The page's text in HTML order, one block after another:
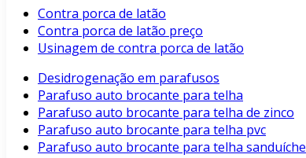
Contra porca de latão
Contra porca de latão preço
Usinagem de contra porca de latão
Desidrogenação em parafusos
Parafuso auto brocante para telha
Parafuso auto brocante para telha de zinco
Parafuso auto brocante para telha pvc
Parafuso auto brocante para telha sanduíche